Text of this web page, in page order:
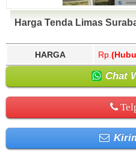
Harga Tenda Limas
HARGA Rp.
Chat